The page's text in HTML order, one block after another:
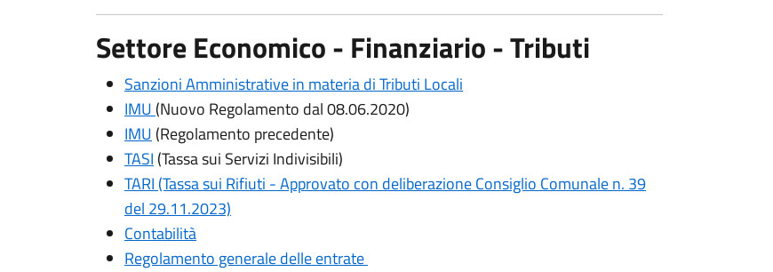
Settore Economico - Finanziario - Tributi
Sanzioni Amministrative in materia di Tributi Locali
IMU (Nuovo Regolamento dal 08.06.2020)
IMU (Regolamento precedente)
TASI (Tassa sui Servizi Indivisibili)
TARI (Tassa sui Rifiuti - Approvato con deliberazione Consiglio Comunale n. 39
del 29.11.2023)
Contabilità
Regolamento generale delle entrate